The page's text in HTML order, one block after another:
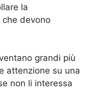
la
devono
grandi più
attenzione su una
non li interessa